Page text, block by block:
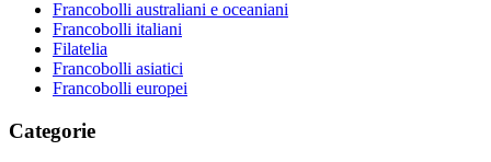
Francobolli australiani e oceaniani
Francobolli italiani
Filatelia
Francobolli asiatici
Francobolli europei
Categorie